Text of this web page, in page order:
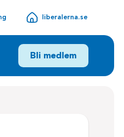
liberalerna.se
Bli medlem